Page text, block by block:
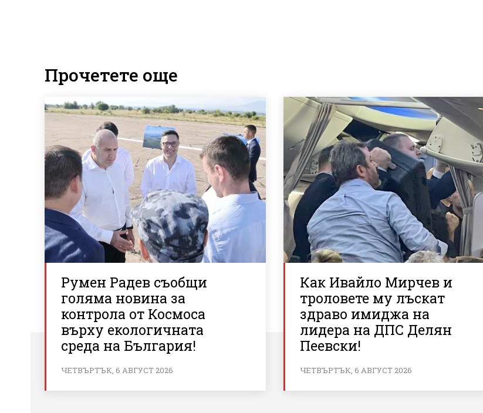
Прочетете още
Румен Радев съобщи
голяма новина за
контрола от Космоса
върху екологичната
среда на България!
ЧЕТВЪРТЪК, 6 АВГУСТ 2026
Как Ивайло Мирчев и
троловете му лъскат
здраво имиджа на
лидера на ДПС Делян
Пеевски!
ЧЕТВЪРТЪК, 6 АВГУСТ 2026